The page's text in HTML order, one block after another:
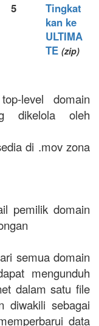
5
Tingkat
kan ke
ULTIMA
TE (zip)
level domain
dikelola oleh
di .mov zona
pemilik domain
semua domain
mengunduh
dalam satu file
diwakili sebagai
data